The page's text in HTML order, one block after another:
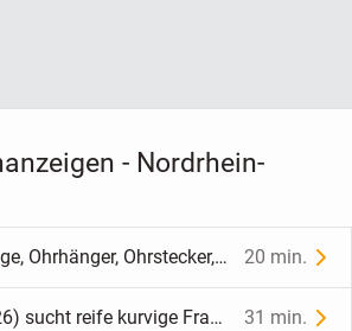
- Nordrhein-
Konvolut Set Ohrringe, Ohrhänger, Ohrstecker, Modeschmuck...... 20 min.
Sportlicher Mann (26) sucht reife kurvige Frau (40+) 31 min.